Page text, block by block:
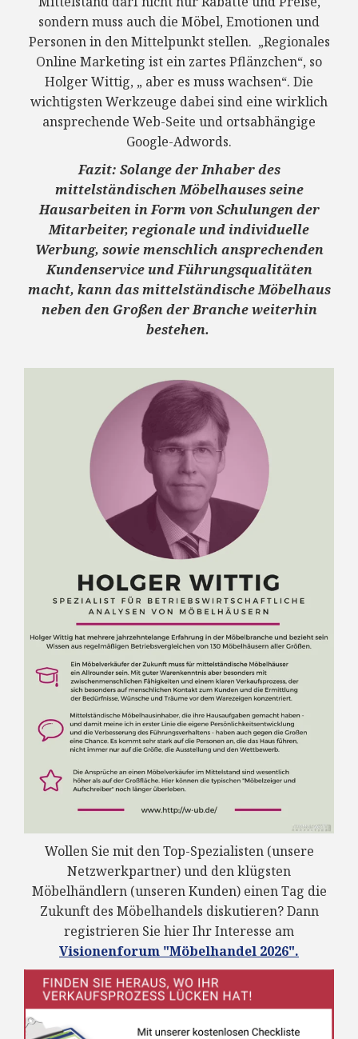
sondern muss auch die Möbel, Emotionen und
Personen in den Mittelpunkt stellen. „Regionales
Online Marketing ist ein zartes Pflänzchen“, so
Holger Wittig, „ aber es muss wachsen“. Die
wichtigsten Werkzeuge dabei sind eine wirklich
ansprechende Web-Seite und ortsabhängige
Google-Adwords.
Fazit: Solange der Inhaber des
mittelständischen Möbelhauses seine
Hausarbeiten in Form von Schulungen der
Mitarbeiter, regionale und individuelle
Werbung, sowie menschlich ansprechenden
Kundenservice und Führungsqualitäten
macht, kann das mittelständische Möbelhaus
neben den Großen der Branche weiterhin
bestehen.
Wollen Sie mit den Top-Spezialisten (unsere
Netzwerkpartner) und den klügsten
Möbelhändlern (unseren Kunden) einen Tag die
Zukunft des Möbelhandels diskutieren? Dann
registrieren Sie hier Ihr Interesse am
Visionenforum "Möbelhandel 2026".